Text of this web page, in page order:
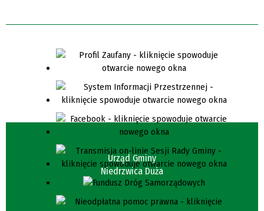
Urząd Gminy
Niedrzwica Duża